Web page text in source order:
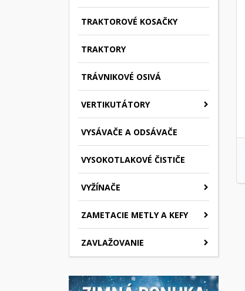
TRAKTOROVÉ KOSAČKY
TRAKTORY
TRÁVNIKOVÉ OSIVÁ
VERTIKUTÁTORY
VYSÁVAČE A ODSÁVAČE
VYSOKOTLAKOVÉ ČISTIČE
VYŽÍNAČE
ZAMETACIE METLY A KEFY
ZAVLAŽOVANIE